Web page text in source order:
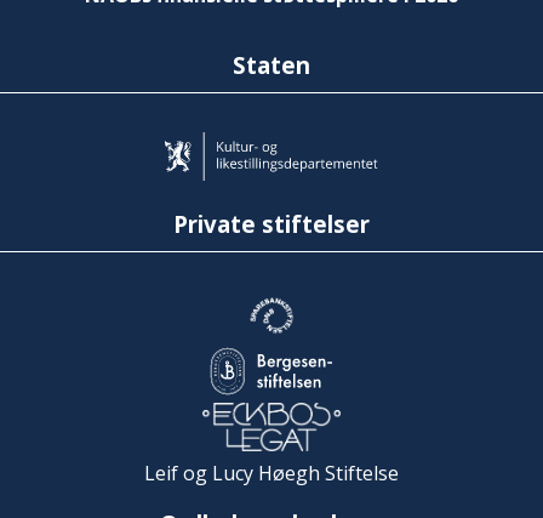
Staten
Private stiftelser
Leif og Lucy Høegh Stiftelse